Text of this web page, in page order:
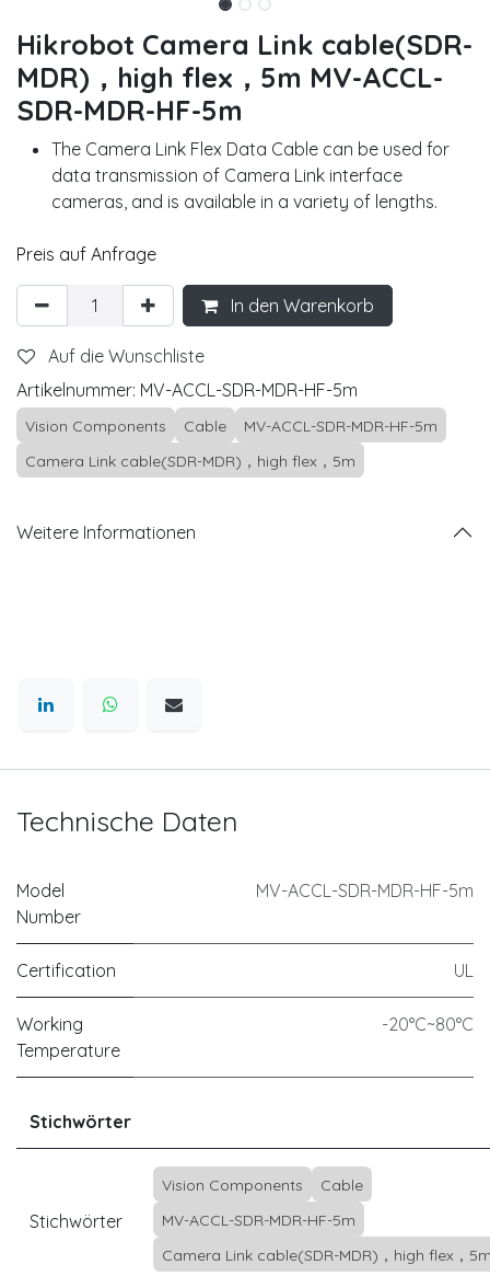
Hikrobot Camera Link cable(SDR-
MDR)，high flex，5m MV-ACCL-
SDR-MDR-HF-5m
The Camera Link Flex Data Cable can be used for
data transmission of Camera Link interface
cameras, and is available in a variety of lengths.
Preis auf Anfrage
In den Warenkorb
Auf die Wunschliste
Artikelnummer: MV-ACCL-SDR-MDR-HF-5m
Vision Components Cable
MV-ACCL-SDR-MDR-HF-5m
Camera Link cable(SDR-MDR)，high flex，5m
Weitere Informationen
Technische Daten
Model
Number
MV-ACCL-SDR-MDR-HF-5m
Certification UL
Working
Temperature
-20°C~80°C
Stichwörter
Stichwörter
Vision Components
Cable
MV-ACCL-SDR-MDR-HF-5m
Camera Link cable(SDR-MDR)，high flex，